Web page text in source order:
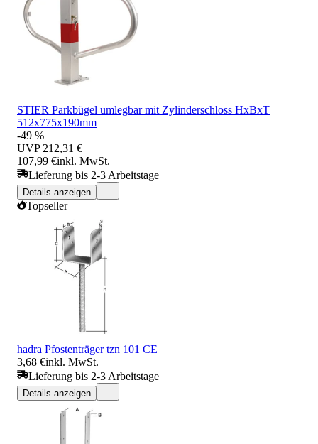
STIER Parkbügel umlegbar mit Zylinderschloss HxBxT
512x775x190mm
-49 %
UVP 212,31 €
107,99 €inkl. MwSt.
Lieferung bis 2-3 Arbeitstage
Details anzeigen
Topseller
hadra Pfostenträger tzn 101 CE
3,68 €inkl. MwSt.
Lieferung bis 2-3 Arbeitstage
Details anzeigen